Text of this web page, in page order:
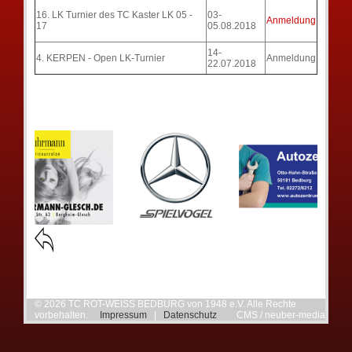
16. LK Turnier des TC Kaster LK 05 -
17
03-
05.08.2018
Anmeldung
4. KERPEN - Open LK-Turnier
14-
22.07.2018
Anmeldung
© 2026 TC ROT-WEISS BEDBURG von 1948 e.V. Alle Rechte
vorbehalten.
CMS / neuber-media
Impressum Datenschutz